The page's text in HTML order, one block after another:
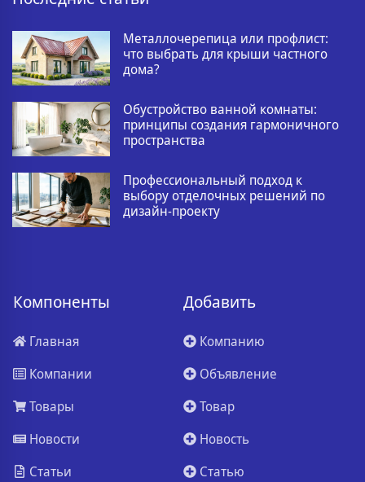
Металлочерепица или профлист:
что выбрать для крыши частного
дома?
Обустройство ванной комнаты:
принципы создания гармоничного
пространства
Профессиональный подход к
выбору отделочных решений по
дизайн-проекту
Компоненты
Главная
Компании
Товары
Новости
Статьи
Добавить
Компанию
Объявление
Товар
Новость
Статью